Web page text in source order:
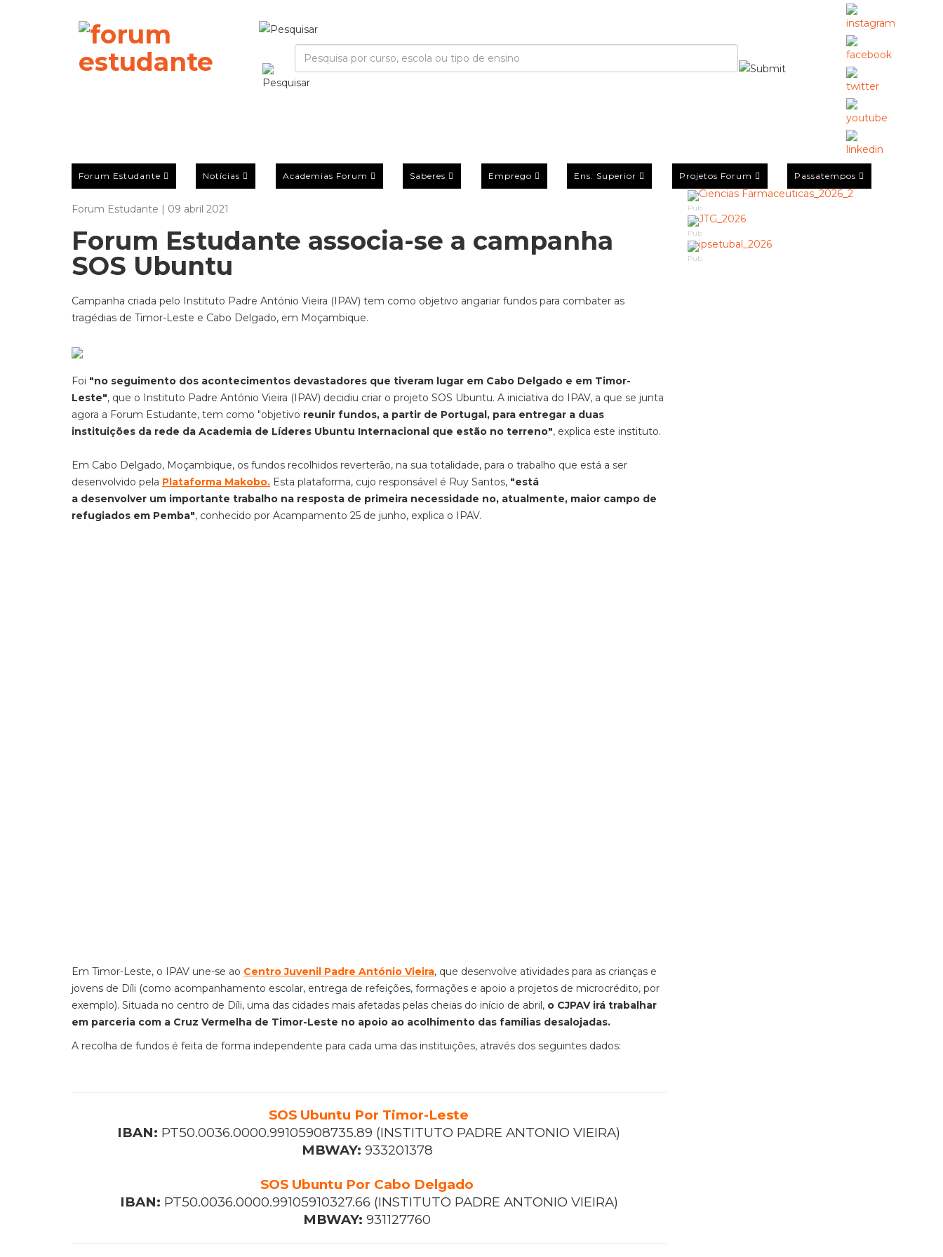
Forum Estudante Notícias Academias Forum Saberes Emprego Ens. Superior Projetos Forum Passatempos
Forum Estudante | 09 abril 2021
Forum Estudante associa-se a campanha
SOS Ubuntu
Campanha criada pelo Instituto Padre António Vieira (IPAV) tem como objetivo angariar fundos para combater as
tragédias de Timor-Leste e Cabo Delgado, em Moçambique.
Foi "no seguimento dos acontecimentos devastadores que tiveram lugar em Cabo Delgado e em Timor-
Leste", que o Instituto Padre António Vieira (IPAV) decidiu criar o projeto SOS Ubuntu. A iniciativa do IPAV, a que se junta
agora a Forum Estudante, tem como "objetivo reunir fundos, a partir de Portugal, para entregar a duas
instituições da rede da Academia de Líderes Ubuntu Internacional que estão no terreno", explica este instituto.
Em Cabo Delgado, Moçambique, os fundos recolhidos reverterão, na sua totalidade, para o trabalho que está a ser
desenvolvido pela Plataforma Makobo. Esta plataforma, cujo responsável é Ruy Santos, "está
a desenvolver um importante trabalho na resposta de primeira necessidade no, atualmente, maior campo de
refugiados em Pemba", conhecido por Acampamento 25 de junho, explica o IPAV.
Em Timor-Leste, o IPAV une-se ao Centro Juvenil Padre António Vieira, que desenvolve atividades para as crianças e
jovens de Díli (como acompanhamento escolar, entrega de refeições, formações e apoio a projetos de microcrédito, por
exemplo). Situada no centro de Díli, uma das cidades mais afetadas pelas cheias do início de abril, o CJPAV irá trabalhar
em parceria com a Cruz Vermelha de Timor-Leste no apoio ao acolhimento das famílias desalojadas.
A recolha de fundos é feita de forma independente para cada uma das instituições, através dos seguintes dados:
SOS Ubuntu Por Timor-Leste
IBAN: PT50.0036.0000.99105908735.89 (INSTITUTO PADRE ANTONIO VIEIRA)
MBWAY: 933201378
SOS Ubuntu Por Cabo Delgado
IBAN: PT50.0036.0000.99105910327.66 (INSTITUTO PADRE ANTONIO VIEIRA)
MBWAY: 931127760
Pub
Pub
Pub